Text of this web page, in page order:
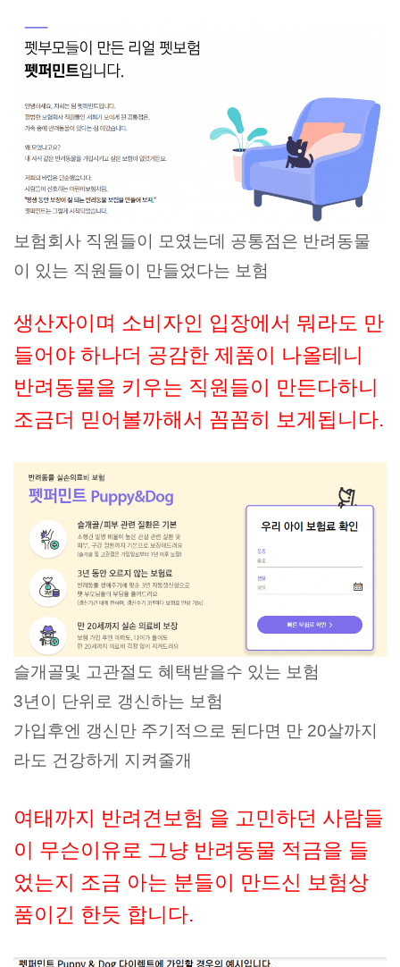
보험회사 직원들이 모였는데 공통점은 반려동물
이 있는 직원들이 만들었다는 보험
생산자이며 소비자인 입장에서 뭐라도 만
들어야 하나더 공감한 제품이 나올테니
반려동물을 키우는 직원들이 만든다하니
조금더 믿어볼까해서 꼼꼼히 보게됩니다.
슬개골및 고관절도 혜택받을수 있는 보험
3년이 단위로 갱신하는 보험
가입후엔 갱신만 주기적으로 된다면 만 20살까지
라도 건강하게 지켜줄개
여태까지 반려견보험 을 고민하던 사람들
이 무슨이유로 그냥 반려동물 적금을 들
었는지 조금 아는 분들이 만드신 보험상
품이긴 한듯 합니다.